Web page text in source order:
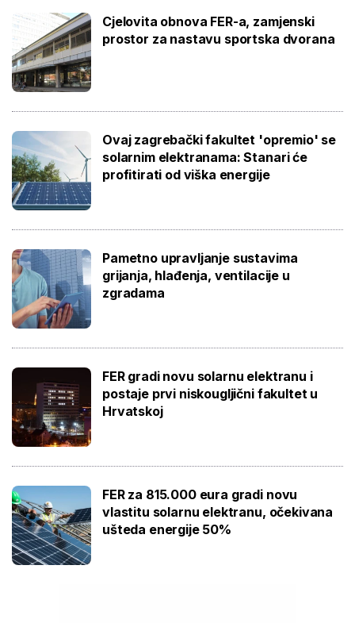
Cjelovita obnova FER-a, zamjenski
prostor za nastavu sportska dvorana
Ovaj zagrebački fakultet 'opremio' se
solarnim elektranama: Stanari će
profitirati od viška energije
Pametno upravljanje sustavima
grijanja, hlađenja, ventilacije u
zgradama
FER gradi novu solarnu elektranu i
postaje prvi niskougljični fakultet u
Hrvatskoj
FER za 815.000 eura gradi novu
vlastitu solarnu elektranu, očekivana
ušteda energije 50%